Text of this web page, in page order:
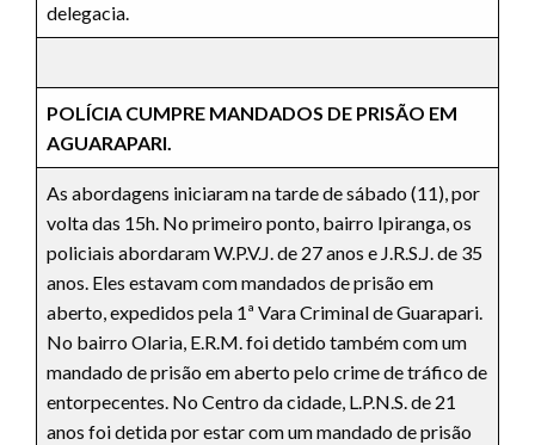
delegacia.
POLÍCIA CUMPRE MANDADOS DE PRISÃO EM
AGUARAPARI.
As abordagens iniciaram na tarde de sábado (11), por
volta das 15h. No primeiro ponto, bairro Ipiranga, os
policiais abordaram W.P.V.J. de 27 anos e J.R.S.J. de 35
anos. Eles estavam com mandados de prisão em
aberto, expedidos pela 1ª Vara Criminal de Guarapari.
No bairro Olaria, E.R.M. foi detido também com um
mandado de prisão em aberto pelo crime de tráfico de
entorpecentes. No Centro da cidade, L.P.N.S. de 21
anos foi detida por estar com um mandado de prisão